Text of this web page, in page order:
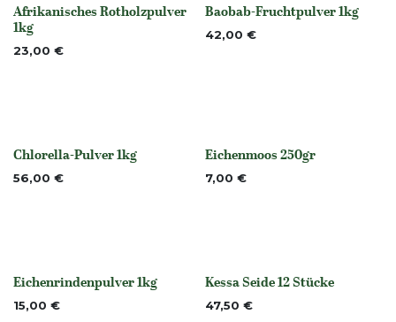
Nicht vorrättig
Afrikanisches Rotholzpulver
1kg
23,00 €
None
Baobab-Fruchtpulver 1kg
42,00 €
None
Chlorella-Pulver 1kg
56,00 € None
Eichenmoos 250gr
7,00 €
None
Eichenrindenpulver 1kg
15,00 € None
Kessa Seide 12 Stücke
47,50 €